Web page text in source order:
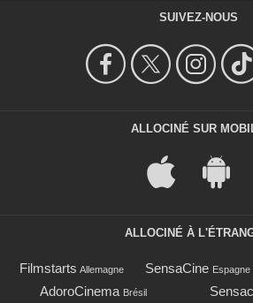
SUIVEZ-NOUS
ALLOCINÉ SUR
ALLOCINÉ À
Filmstarts Allemagne SensaCine Espagne
AdoroCinema Brésil